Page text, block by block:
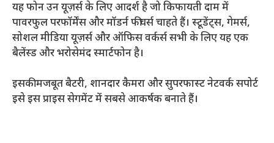
यह फोन उन यूज़र्स के लिए आदर्श है जो किफायती दाम में
पावरफुल परफॉर्मेंस और मॉडर्न फीचर्स चाहते हैं। स्टूडेंट्स, गेमर्स,
सोशल मीडिया यूज़र्स और ऑफिस वर्कर्स सभी के लिए यह एक
बैलेंस्ड और भरोसेमंद स्मार्टफोन है।
इसकी मजबूत बैटरी, शानदार कैमरा और सुपरफास्ट नेटवर्क सपोर्ट
इसे इस प्राइस सेगमेंट में सबसे आकर्षक बनाते हैं।